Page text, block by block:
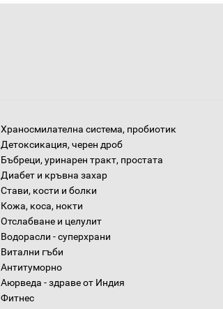
Храносмилателна система, пробиотик
Детоксикация, черен дроб
Бъбреци, уринарен тракт, простата
Диабет и кръвна захар
Стави, кости и болки
Кожа, коса, нокти
Отслабване и целулит
Водорасли - суперхрани
Витални гъби
Антитуморно
Аюрведа - здраве от Индия
Фитнес